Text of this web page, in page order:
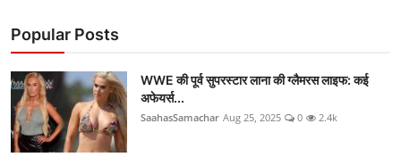
Popular Posts
WWE की पूर्व सुपरस्टार लाना की ग्लैमरस लाइफ: कई
अफेयर्स...
SaahasSamachar Aug 25, 2025 0 2.4k